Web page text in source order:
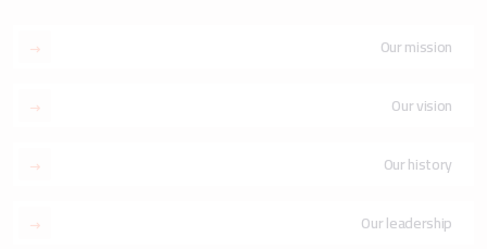
Our mission
Our vision
Our history
Our leadership